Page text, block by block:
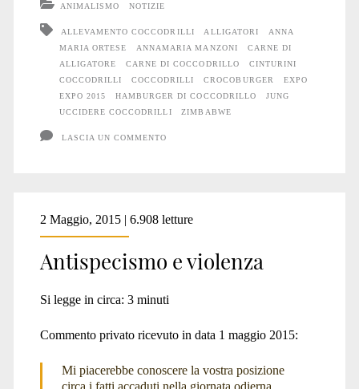
ANIMALISMO NOTIZIE
ALLEVAMENTO COCCODRILLI ALLIGATORI
ANNA
MARIA ORTESE
ANNAMARIA MANZONI
CARNE DI
ALLIGATORE
CARNE DI COCCODRILLO
CINTURINI
COCCODRILLI
COCCODRILLI CROCOBURGER
EXPO
EXPO 2015
HAMBURGER DI COCCODRILLO
JUNG
UCCIDERE COCCODRILLI
ZIMBABWE
LASCIA UN COMMENTO
2 Maggio, 2015 | 6.908 letture
Antispecismo e violenza
Si legge in circa: 3 minuti
Commento privato ricevuto in data 1 maggio 2015:
Mi piacerebbe conoscere la vostra posizione
circa i fatti accaduti nella giornata odierna